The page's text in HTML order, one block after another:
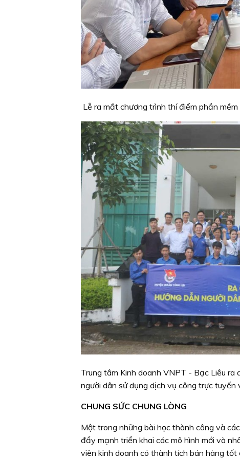
Lễ ra mắt chương trình thí điểm phần
Trung tâm Kinh doanh VNPT - Bạc Liêu
người dân sử dụng dịch vụ công trực tuyến
CHUNG SỨC CHUNG LÒNG
Một trong những bài học thành công và
đẩy mạnh triển khai các mô hình mới và
viên kinh doanh có thành tích bán hàng